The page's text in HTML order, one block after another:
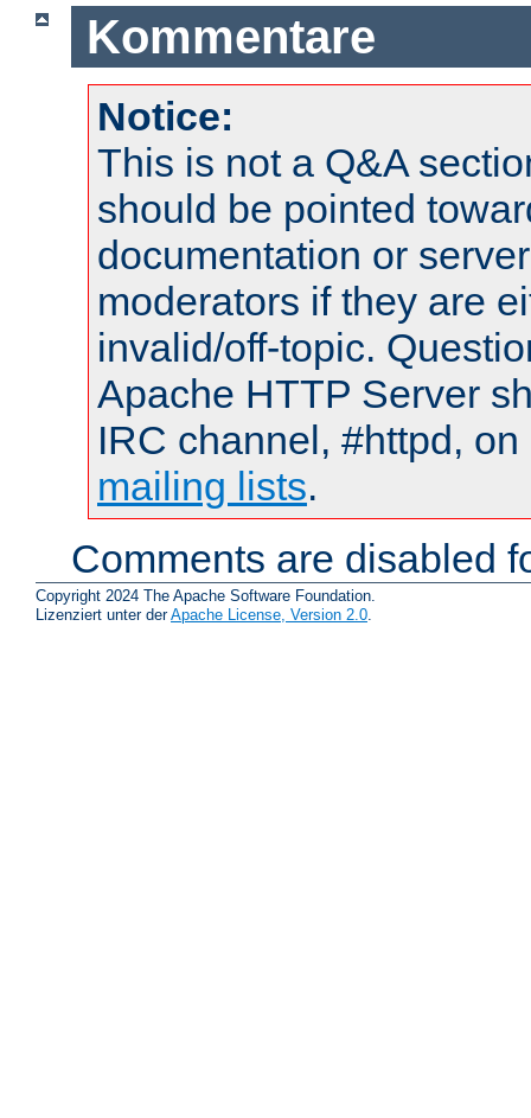
Kommentare
Notice:
This is not a Q&A
should be pointed
documentation or
moderators if they are
invalid/off-topic.
Apache HTTP Server
IRC channel, #httpd,
mailing lists.
Comments are disabled
Copyright 2024 The Apache Software Foundation.
Lizenziert unter derApache License, Version 2.0.